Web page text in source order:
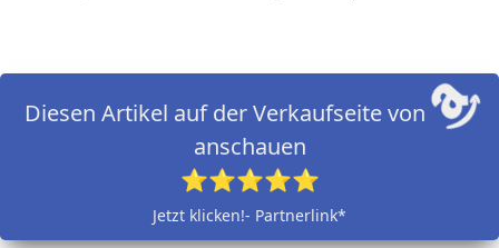
Diesen Artikel auf der Verkaufseite von
anschauen
⭐⭐⭐⭐⭐
Jetzt klicken!- Partnerlink*